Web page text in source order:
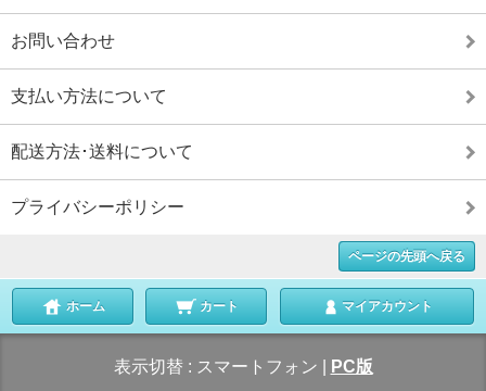
お問い合わせ
支払い方法について
配送方法･送料について
プライバシーポリシー
ページの先頭へ戻る
ホーム カート マイアカウント
表示切替 : スマートフォン PC版